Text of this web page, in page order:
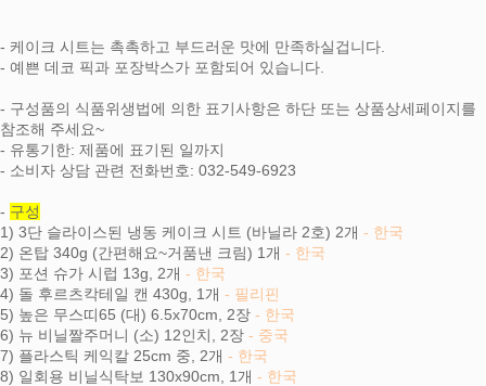
- 케이크 시트는 촉촉하고 부드러운 맛에 만족하실겁니다.
- 예쁜 데코 픽과 포장박스가 포함되어 있습니다.
- 구성품의 식품위생법에 의한 표기사항은 하단 또는 상품상세페이지를
참조해 주세요~
- 유통기한: 제품에 표기된 일까지
- 소비자 상담 관련 전화번호: 032-549-6923
- 구성
1) 3단 슬라이스된 냉동 케이크 시트 (바닐라 2호) 2개 - 한국
2) 온탑 340g (간편해요~거품낸 크림) 1개 - 한국
3) 포션 슈가 시럽 13g, 2개 - 한국
4) 돌 후르츠칵테일 캔 430g, 1개 - 필리핀
5) 높은 무스띠65 (대) 6.5x70cm, 2장 - 한국
6) 뉴 비닐짤주머니 (소) 12인치, 2장 - 중국
7) 플라스틱 케익칼 25cm 중, 2개 - 한국
8) 일회용 비닐식탁보 130x90cm, 1개 - 한국